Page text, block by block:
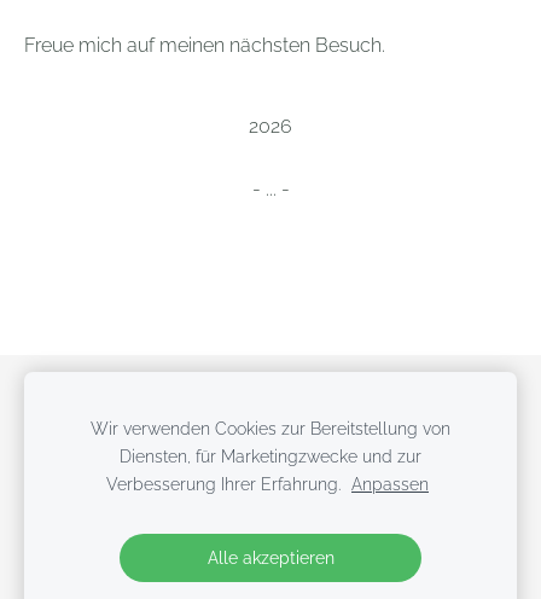
Freue mich auf meinen nächsten Besuch.
2026
- ... -
© copyright
all rights reserved
Wir verwenden Cookies zur Bereitstellung von
Diensten, für Marketingzwecke und zur
Verbesserung Ihrer Erfahrung.
Anpassen
Alle akzeptieren